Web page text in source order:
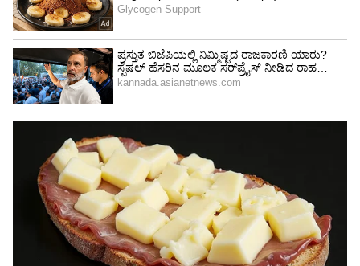
ಪಡೆಯುವುದು ಕಡ್ಡಾಯ’ ಎಂದು ಶಶಿ ಪ್ರಭಾ ಹೇಳಿದ್ದಾರೆ.